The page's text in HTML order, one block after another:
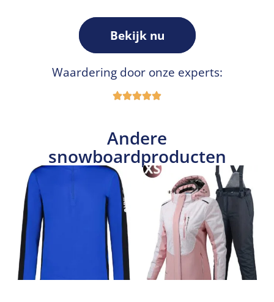
Bekijk nu
Waardering door onze experts:
Andere
snowboardproducten